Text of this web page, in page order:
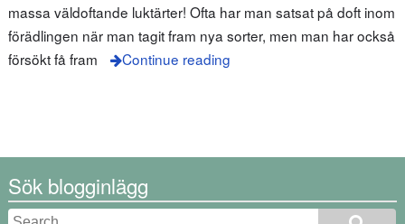
massa väldoftande luktärter! Ofta har man satsat på doft inom
förädlingen när man tagit fram nya sorter, men man har också
försökt få fram
Continue reading
Sök blogginlägg